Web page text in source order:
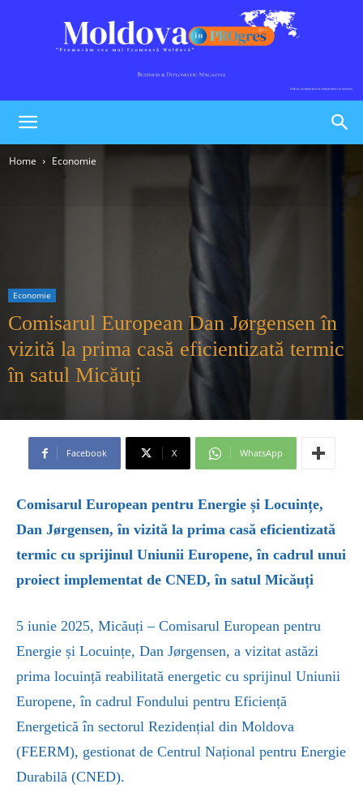
în
PROgres
Home Economie
Economie
Comisarul European Dan Jørgensen în
vizită la prima casă eficientizată termic
în satul Micăuți
Facebook X WhatsApp
Comisarul European pentru Energie și Locuințe,
Dan Jørgensen, în vizită la prima casă eficientizată
termic cu sprijinul Uniunii Europene, în cadrul unui
proiect implementat de CNED, în satul Micăuți
5 iunie 2025, Micăuți – Comisarul European pentru
Energie și Locuințe, Dan Jørgensen, a vizitat astăzi
prima locuință reabilitată energetic cu sprijinul Uniunii
Europene, în cadrul Fondului pentru Eficiență
Energetică în sectorul Rezidențial din Moldova
(FEERM), gestionat de Centrul Național pentru Energie
Durabilă (CNED).